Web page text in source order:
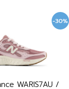
-30%
WARIS7AU /